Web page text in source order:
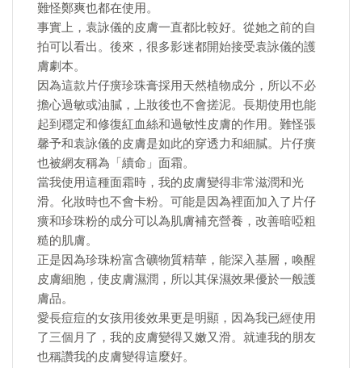
難怪鄭爽也都在使用。
事實上，袁詠儀的皮膚一直都比較好。從她之前的自
拍可以看出。後來，很多影迷都開始接受袁詠儀的護
膚劇本。
因為這款片仔癀珍珠膏採用天然植物成分，所以不必
擔心過敏或油膩，上妝後也不會搓泥。長期使用也能
起到穩定和修復紅血絲和過敏性皮膚的作用。難怪張
馨予和袁詠儀的皮膚是如此的穿透力和細膩。片仔癀
也被網友稱為「續命」面霜。
當我使用這種面霜時，我的皮膚變得非常滋潤和光
滑。化妝時也不會卡粉。可能是因為裡面加入了片仔
癀和珍珠粉的成分可以為肌膚補充營養，改善暗啞粗
糙的肌膚。
正是因為珍珠粉富含礦物質精華，能深入基層，喚醒
皮膚細胞，使皮膚濕潤，所以其保濕效果優於一般護
膚品。
愛長痘痘的女孩用後效果更是明顯，因為我已經使用
了三個月了，我的皮膚變得又嫩又滑。就連我的朋友
也稱讚我的皮膚變得這麼好。